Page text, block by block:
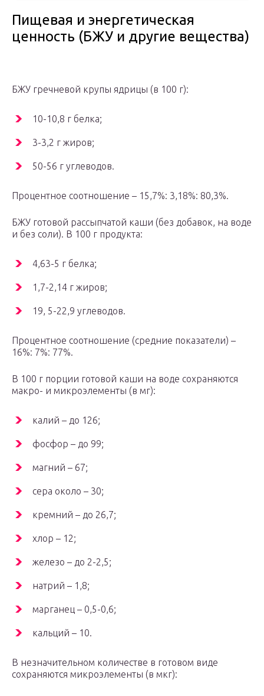
Пищевая и энергетическая
ценность (БЖУ и другие вещества)
БЖУ гречневой крупы ядрицы (в 100 г):
10-10,8 г белка;
3-3,2 г жиров;
50-56 г углеводов.
Процентное соотношение – 15,7%: 3,18%: 80,3%.
БЖУ готовой рассыпчатой каши (без добавок, на воде
и без соли). В 100 г продукта:
4,63-5 г белка;
1,7-2,14 г жиров;
19, 5-22,9 углеводов.
Процентное соотношение (средние показатели) –
16%: 7%: 77%.
В 100 г порции готовой каши на воде сохраняются
макро- и микроэлементы (в мг):
калий – до 126;
фосфор – до 99;
магний – 67;
сера около – 30;
кремний – до 26,7;
хлор – 12;
железо – до 2-2,5;
натрий – 1,8;
марганец – 0,5-0,6;
кальций – 10.
В незначительном количестве в готовом виде
сохраняются микроэлементы (в мкг):